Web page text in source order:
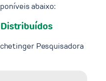
abaixo:
Pesquisadora